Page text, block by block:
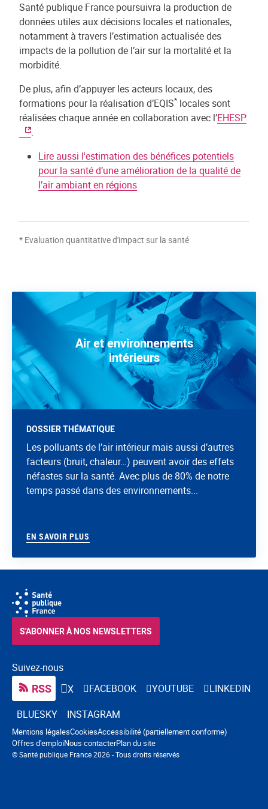
Santé publique France poursuivra la production de
données utiles aux décisions locales et nationales,
notamment à travers l’estimation actualisée des
impacts de la pollution de l’air sur la mortalité et la
morbidité.
De plus, afin d’appuyer les acteurs locaux, des
formations pour la réalisation d’EQIS* locales sont
réalisées chaque année en collaboration avec l’EHESP
.
Lire aussi l'estimation des bénéfices potentiels
pour la santé d’une amélioration de la qualité de
l’air ambiant en régions
* Evaluation quantitative d'impact sur la santé
Air et environnements
intérieurs
DOSSIER THÉMATIQUE
Les polluants de l’air intérieur mais aussi d’autres
facteurs (bruit, chaleur…) peuvent avoir des effets
néfastes sur la santé. Avec plus de 80% de notre
temps passé dans des environnements...
EN SAVOIR PLUS
Suivez-nous
RSS X FACEBOOK YOUTUBE
LINKEDIN
BLUESKY
INSTAGRAM
S'ABONNER À NOS NEWSLETTERS
© Santé publique France 2026 - Tous droits réservés
Navigation pied de page
Mentions légalesCookiesAccessibilité (partiellement conforme)
Offres d'emploiNous contacterPlan du site